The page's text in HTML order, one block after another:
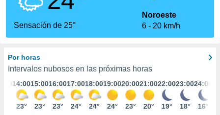
que se
calidad.
a este
las
y
forma
digital
basada
Sensación de 25°
Noroeste
6
20 km/h
Por horas
Intervalos nubosos en las próximas horas
14:00
23°
15:00
23°
16:00
23°
17:00
24°
18:00
24°
19:00
24°
20:00
23°
21:00
20°
22:00
19°
23:00
18°
24:00
16°